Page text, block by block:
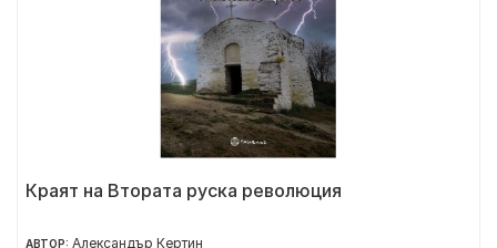
Краят на Втората руска революция
АВТОР: Александър Кертин